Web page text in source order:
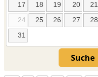
17
18 19 20 21
24
25 26 27 28
31
Suche